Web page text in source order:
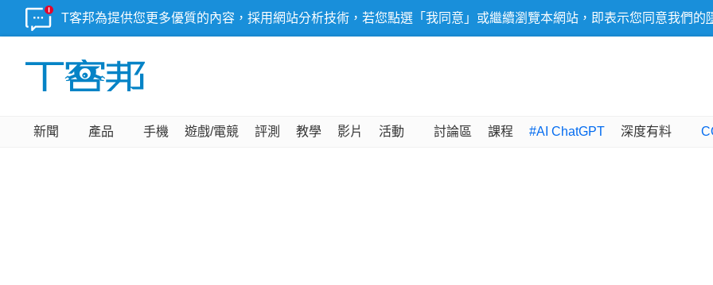
T客邦為提供您更多優質的內容，採用網站分析技術，若您點選「我同意」或繼續瀏覽本網站，即表示您同意我們的
新聞 產品 手機 遊戲/電競 評測 教學 影片 活動 討論區 課程 #AI ChatGPT 深度有料